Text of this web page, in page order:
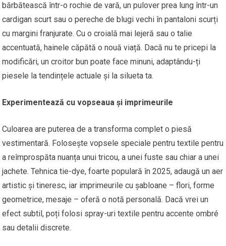
bărbătească într-o rochie de vară, un pulover prea lung într-un
cardigan scurt sau o pereche de blugi vechi în pantaloni scurți
cu margini franjurate. Cu o croială mai lejeră sau o talie
accentuată, hainele căpătă o nouă viață. Dacă nu te pricepi la
modificări, un croitor bun poate face minuni, adaptându-ți
piesele la tendințele actuale și la silueta ta.
Experimentează cu vopseaua și imprimeurile
Culoarea are puterea de a transforma complet o piesă
vestimentară. Folosește vopsele speciale pentru textile pentru
a reîmprospăta nuanța unui tricou, a unei fuste sau chiar a unei
jachete. Tehnica tie-dye, foarte populară în 2025, adaugă un aer
artistic și tineresc, iar imprimeurile cu șabloane – flori, forme
geometrice, mesaje – oferă o notă personală. Dacă vrei un
efect subtil, poți folosi spray-uri textile pentru accente ombré
sau detalii discrete.